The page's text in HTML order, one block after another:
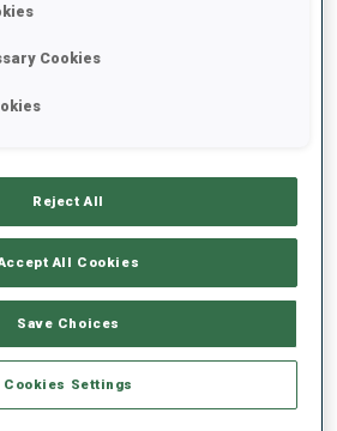
CHRONO SKI
61%
Cookies
Reject All
All Cookies
Save Choices
Cookies Settings